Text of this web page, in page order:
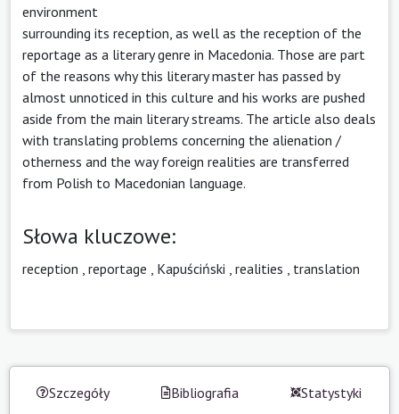
environment
surrounding its reception, as well as the reception of the
reportage as a literary genre in Macedonia. Those are part
of the reasons why this literary master has passed by
almost unnoticed in this culture and his works are pushed
aside from the main literary streams. The article also deals
with translating problems concerning the alienation /
otherness and the way foreign realities are transferred
from Polish to Macedonian language.
Słowa kluczowe:
reception reportage Kapuściński realities translation
Szczegóły Bibliografia Statystyki